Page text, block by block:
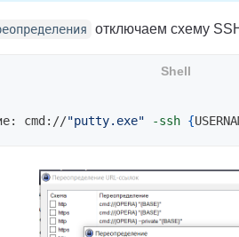
отключаем схему
cmd://"putty.exe" -ssh {